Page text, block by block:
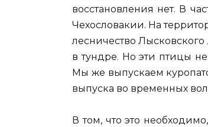
восстановления нет. В
Чехословакии. На
лесничество
в тундре. Но эти птицы не
Мы же выпускаем
выпуска во временных
В том, что это